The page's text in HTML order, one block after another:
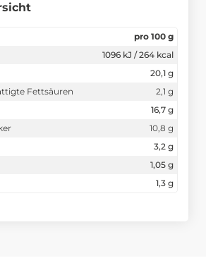
pro 100 g
1096 kJ / 264 kcal
20,1 g
Fettsäuren
2,1 g
16,7 g
10,8 g
3,2 g
1,05 g
1,3 g